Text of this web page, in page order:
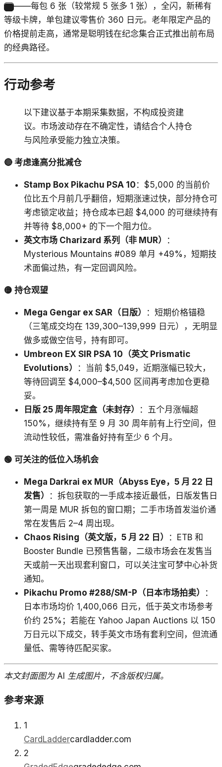
——每包 6 张（较常规 5 张多 1 张），全闪，新稀有
等级卡牌，单包建议零售价 360 日元。老年限定产品的
价格提前走高，通常是聪明钱在纪念集合正式推出前布局
的经典路径。
行动参考
以下建议基于本期采集数据，不构成投资建
议。市场波动存在不确定性，请结合个人持仓
与风险承受能力独立决策。
🔴 考虑逢高分批减仓
Stamp Box Pikachu PSA 10 ：$5,000 的当前价
位比五个月前几乎翻倍，短期涨速过快，部分持仓可
考虑锁定收益；持仓成本已超 $4,000 的可继续持有
并等待 $8,000+ 的下一个阻力位。
英文市场 Charizard 系列（非 MUR）
：
Mysterious Mountains #089 单月 +49%，短期技
术面偏过热，有一定回调风险。
🟡 持仓观望
Mega Gengar ex SAR（日版）
：短期价格锚稳
（三笔成交均在 139,300–139,999 日元），无明显
做多或做空信号，持有即可。
Umbreon EX SIR PSA 10（英文 Prismatic
Evolutions）
：当前 $5,049，近期涨幅已较大，
等待回调至 $4,000–$4,500 区间再考虑加仓更稳
妥。
日版 25 周年限定盒（未封存）
：五个月涨幅超
150%，继续持有至 9 月 30 周年前有上行空间，但
流动性较低，需准备好持有至少 6 个月。
🟢 可关注的低位入场机会
Mega Darkrai ex MUR（Abyss Eye，5 月 22 日
发售）
：拆包获取的一手成本接近最低，日版发售日
第一周是 MUR 拆包的窗口期；二手市场首发溢价通
常在发售后 2–4 周出现。
Chaos Rising（英文版，5 月 22 日）
：ETB 和
Booster Bundle 已预售售罄，二级市场会在发售当
天或前一天出现套利窗口，可以关注宝可梦中心补货
通知。
Pikachu Promo #288/SM-P（日本市场拍卖）
：
日本市场均价 1,400,066 日元，低于英文市场参考
价约 25%；若能在 Yahoo Japan Auctions 以 150
万日元以下成交，转手英文市场有套利空间，但流通
量低、需等待匹配买家。
本文封面图为 AI 生成图片，不含版权归属。
参考来源
1
CardLaddercardladder.com
2